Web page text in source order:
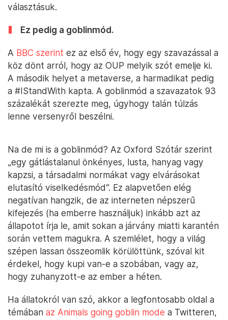
választásuk.
Ez pedig a goblinmód.
A BBC szerint ez az első év, hogy egy szavazással a
köz dönt arról, hogy az OUP melyik szót emelje ki.
A második helyet a metaverse, a harmadikat pedig
a #IStandWith kapta. A goblinmód a szavazatok 93
százalékát szerezte meg, úgyhogy talán túlzás
lenne versenyről beszélni.
Na de mi is a goblinmód? Az Oxford Szótár szerint
„egy gátlástalanul önkényes, lusta, hanyag vagy
kapzsi, a társadalmi normákat vagy elvárásokat
elutasító viselkedésmód”. Ez alapvetően elég
negatívan hangzik, de az interneten népszerű
kifejezés (ha emberre használjuk) inkább azt az
állapotot írja le, amit sokan a járvány miatti karantén
során vettem magukra. A szemlélet, hogy a világ
szépen lassan összeomlik körülöttünk, szóval kit
érdekel, hogy kupi van-e a szobában, vagy az,
hogy zuhanyzott-e az ember a héten.
Ha állatokról van szó, akkor a legfontosabb oldal a
témában az Animals going goblin mode a Twitteren,